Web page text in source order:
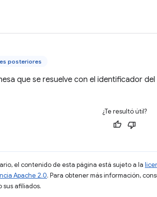
posteriores
que se resuelve con el identificador
¿Te resultó útil?
el contenido de esta página está sujeto a la
Apache 2.0. Para obtener más información,
sus afiliados.